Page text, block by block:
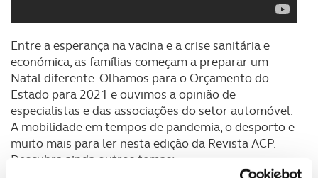
Entre a esperança na vacina e a crise sanitária e
económica, as famílias começam a preparar um
Natal diferente. Olhamos para o Orçamento do
Estado para 2021 e ouvimos a opinião de
especialistas e das associações do setor automóvel.
A mobilidade em tempos de pandemia, o desporto e
muito mais para ler nesta edição da Revista ACP.
Descubra ainda outros temas: